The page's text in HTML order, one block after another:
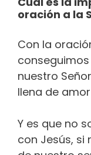
oración a la
Con la
nuestro
llena de
Y es que no
con Jesús, si